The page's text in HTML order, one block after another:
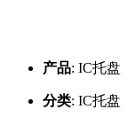
产品: IC托盘
分类: IC托盘